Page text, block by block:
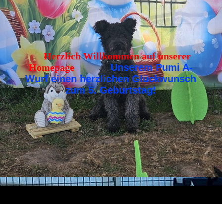
Herzlich Willkommen auf unserer
Homepage Unserem Pumi A-
Wurf einen herzlichen Glückwunsch
zum 5. Geburtstag!